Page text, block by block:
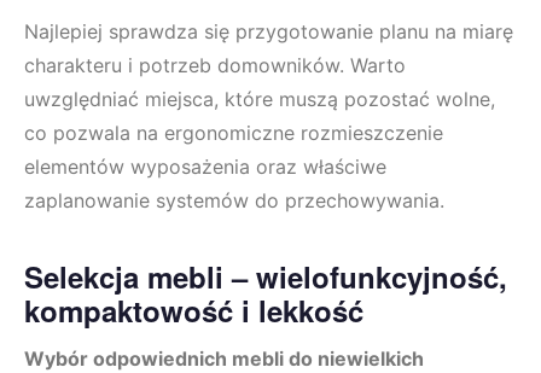
Najlepiej sprawdza się przygotowanie planu na miarę
charakteru i potrzeb domowników. Warto
uwzględniać miejsca, które muszą pozostać wolne,
co pozwala na ergonomiczne rozmieszczenie
elementów wyposażenia oraz właściwe
zaplanowanie systemów do przechowywania.
Selekcja mebli – wielofunkcyjność,
kompaktowość i lekkość
Wybór odpowiednich mebli do niewielkich